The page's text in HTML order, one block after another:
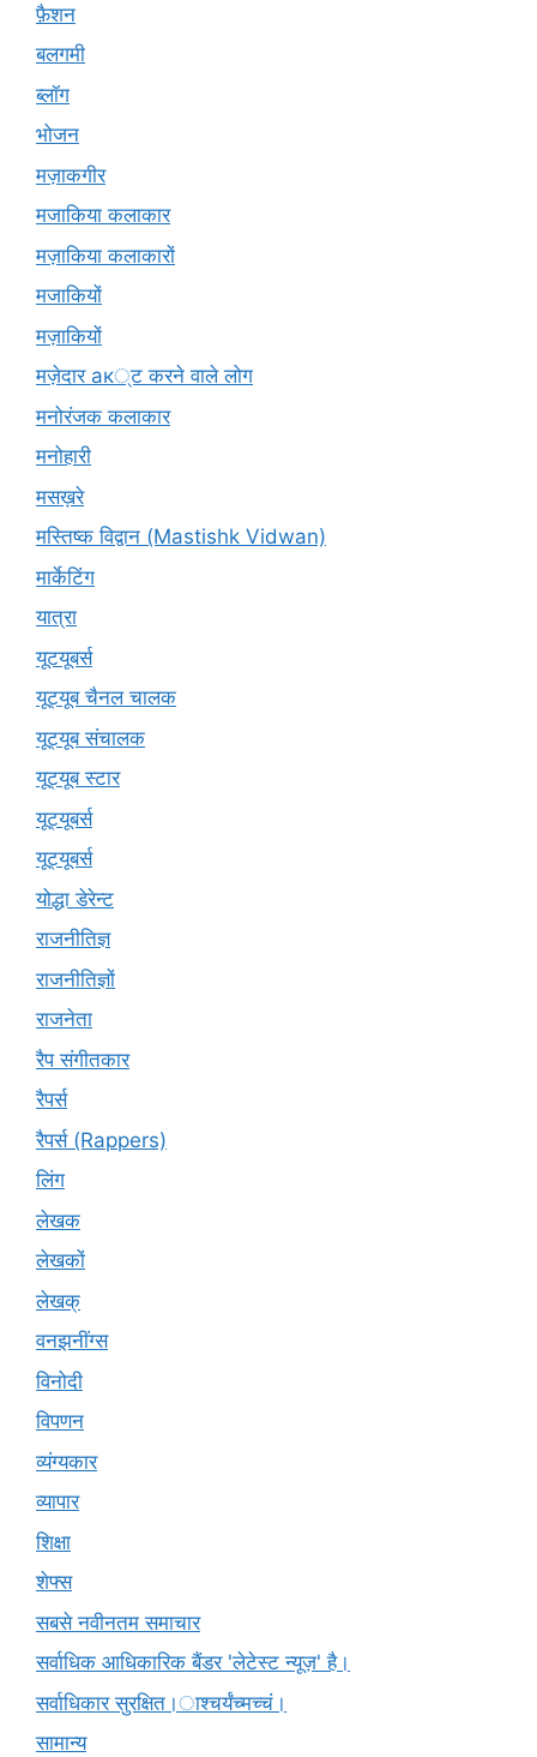
फ़ैशन
बलगमी
ब्लॉग
भोजन
मज़ाकगीर
मजाकिया कलाकार
मज़ाकिया कलाकारों
मजाकियों
मज़ाकियों
मज़ेदार ак्ट करने वाले लोग
मनोरंजक कलाकार
मनोहारी
मसख़रे
मस्तिष्क विद्वान (Mastishk Vidwan)
मार्केटिंग
यात्रा
यूटयूबर्स
यूट्यूब चैनल चालक
यूट्यूब संचालक
यूट्यूब स्टार
यूट्‍यूबर्स
यूट्यूबर्स
योद्धा डेरेन्ट
राजनीतिज्ञ
राजनीतिज्ञों
राजनेता
रैप संगीतकार
रैपर्स
रैपर्स (Rappers)
लिंग
लेखक
लेखकों
लेखक्
वनझनींग्स
विनोदी
विपणन
व्यंग्यकार
व्यापार
शिक्षा
शेफ्स
सबसे नवीनतम समाचार
सर्वाधिक आधिकारिक बैंडर 'लेटेस्ट न्यूज़' है।
सर्वाधिकार सुरक्षित।ाश्चर्यंच्मच्चं।
सामान्य